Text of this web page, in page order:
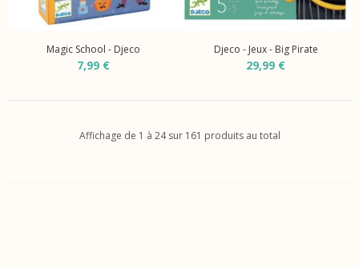
Magic School - Djeco
7,99 €
Djeco - Jeux - Big Pirate
29,99 €
Affichage de 1 à 24 sur 161 produits au total